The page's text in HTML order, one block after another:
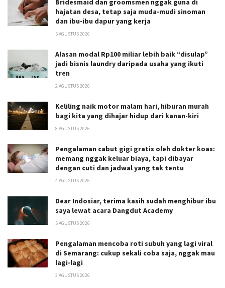
Bridesmaid dan groomsmen nggak guna di
hajatan desa, tetap saja muda-mudi sinoman
dan ibu-ibu dapur yang kerja
5 AGUSTUS 2026
Alasan modal Rp100 miliar lebih baik “disulap”
jadi bisnis laundry daripada usaha yang ikuti
tren
2 AGUSTUS 2026
Keliling naik motor malam hari, hiburan murah
bagi kita yang dihajar hidup dari kanan-kiri
8 AGUSTUS 2026
Pengalaman cabut gigi gratis oleh dokter koas:
memang nggak keluar biaya, tapi dibayar
dengan cuti dan jadwal yang tak tentu
4 AGUSTUS 2026
Dear Indosiar, terima kasih sudah menghibur ibu
saya lewat acara Dangdut Academy
5 AGUSTUS 2026
Pengalaman mencoba roti subuh yang lagi viral
di Semarang: cukup sekali coba saja, nggak mau
lagi-lagi
3 AGUSTUS 2026